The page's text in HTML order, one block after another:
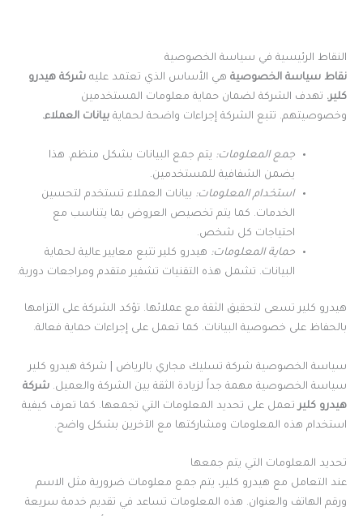
النقاط الرئيسية في سياسة الخصوصية
نقاط سياسة الخصوصية هي الأساس الذي تعتمد عليه شركة هيدرو
كلير. تهدف الشركة لضمان حماية معلومات المستخدمين
وخصوصيتهم. تتبع الشركة إجراءات واضحة لحماية بيانات العملاء.
جمع المعلومات: يتم جمع البيانات بشكل منظم. هذا
يضمن الشفافية للمستخدمين.
استخدام المعلومات: بيانات العملاء تستخدم لتحسين
الخدمات. كما يتم تخصيص العروض بما يتناسب مع
احتياجات كل شخص.
حماية المعلومات: هيدرو كلير تتبع معايير عالية لحماية
البيانات. تشمل هذه التقنيات تشفير متقدم ومراجعات دورية.
هيدرو كلير تسعى لتحقيق الثقة مع عملائها. تؤكد الشركة على التزامها
بالحفاظ على خصوصية البيانات. كما تعمل على إجراءات حماية فعالة.
سياسة الخصوصية شركة تسليك مجاري بالرياض | شركة هيدرو كلير
سياسة الخصوصية مهمة جداً لزيادة الثقة بين الشركة والعميل. شركة
هيدرو كليرتعمل على تحديد المعلومات التي تجمعها. كما تعرف كيفية
استخدام هذه المعلومات ومشاركتها مع الآخرين بشكل واضح.
تحديد المعلومات التي يتم جمعها
عند التعامل مع هيدرو كلير، يتم جمع معلومات ضرورية مثل الاسم
ورقم الهاتف والعنوان. هذه المعلومات تساعد في تقديم خدمة سريعة